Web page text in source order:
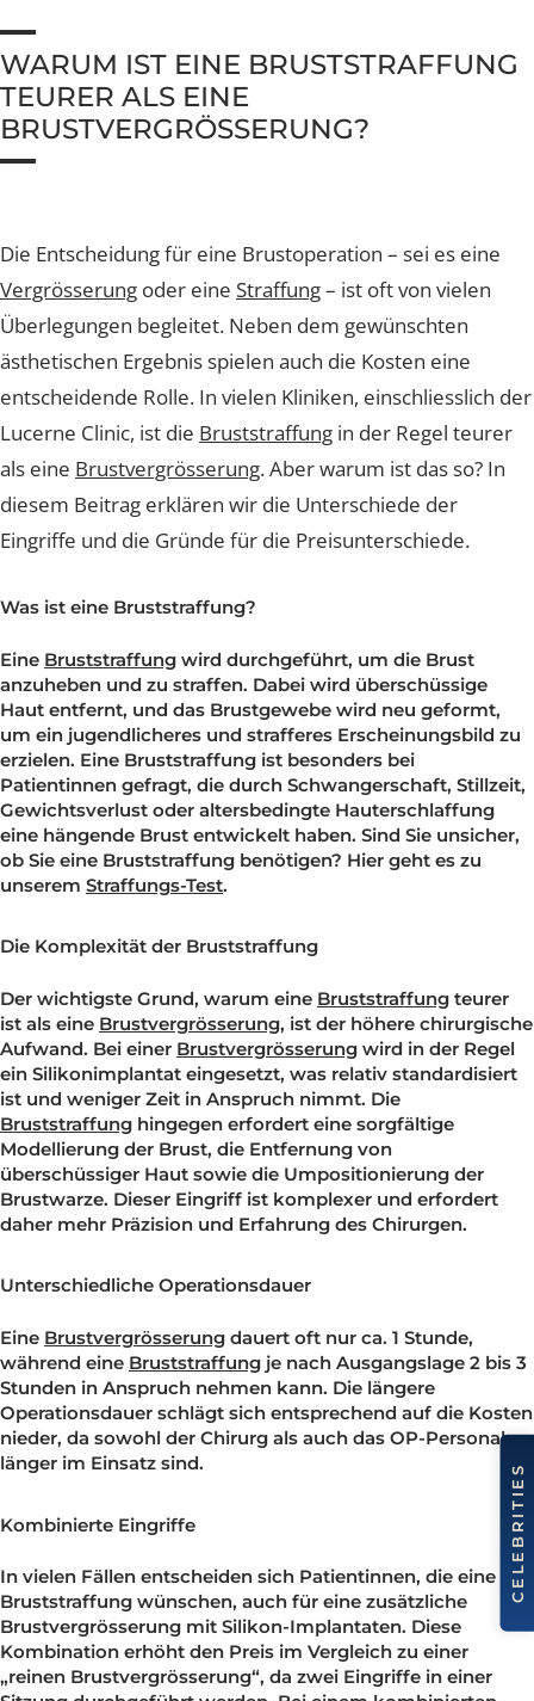
Brustverkleinerung
BreastExpert Brust Zweitmeinung
BreastCare+ Absicherung
Sculptra Body
CelluTreat
Faltenbehandlung Injections
Liquid Facelift
Hyaluron-Filler
Sculptra
Hylase
Aknenarben
Hautunregelmässigkeiten Laser
Laser Technologien
Whatsapp Community
Patientenstories
Blog
WARUM IST EINE
TEURER ALS EINE
BRUSTVERGRÖSSERUNG?
Die Entscheidung für eine Brustoperation – sei es eine
Vergrösserungoder eineStraffung– ist oft von vielen
Überlegungen begleitet. Neben dem gewünschten
ästhetischen Ergebnis spielen auch die Kosten eine
entscheidende Rolle. In vielen Kliniken, einschliesslich
Lucerne Clinic, ist dieBruststraffung in der Regel
als eineBrustvergrösserung. Aber warum ist das so? In
diesem Beitrag erklären wir die Unterschiede der
Eingriffe und die Gründe für die Preisunterschiede.
Was ist eine Bruststraffung?
EineBruststraffungwird durchgeführt, um die Brust
anzuheben und zu straffen. Dabei wird überschüssige
Haut entfernt, und das Brustgewebe wird neu geformt,
um ein jugendlicheres und strafferes Erscheinungsbild
erzielen. Eine Bruststraffung ist besonders bei
Patientinnen gefragt, die durch Schwangerschaft,
Gewichtsverlust oder altersbedingte Hauterschlaffung
ob Sie eine Bruststraffung benötigen? Hier geht es zu
unseremStraffungs-Test.
Die Komplexität der Bruststraffung
Der wichtigste Grund, warum eineBruststraffung
ist als eineBrustvergrösserung , ist der höhere
Aufwand. Bei einerBrustvergrösserungwird in der
ein Silikonimplantat eingesetzt, was relativ
ist und weniger Zeit in Anspruch nimmt. Die
Bruststraffunghingegen erfordert eine sorgfältige
Modellierung der Brust, die Entfernung von
Brustwarze. Dieser Eingriff ist komplexer und erfordert
Unterschiedliche Operationsdauer
EineBrustvergrösserungdauert oft nur ca. 1 Stunde,
während eineBruststraffung
je nach Ausgangslage 2
Operationsdauer schlägt sich entsprechend auf die
nieder, da sowohl der Chirurg als auch das OP-Personal
länger im Einsatz sind.
Kombinierte Eingriffe
In vielen Fällen entscheiden sich Patientinnen, die eine
Risiken
Preise
Häufige Fragen
Celebrities
Risiken
Preise
Tiefe Infektionsraten
Häufige Fragen
Patientenstorys
Celebrities
Busenfreundin Special
Risiken
Preise
Häufige Fragen
Risiken
Preise
Häufige Fragen
Patientenstorys
Celebrities
Risiken
Preise
Häufige Fragen
Patientenstorys
Preise
sweatLess+ Friends
Häufige Fragen